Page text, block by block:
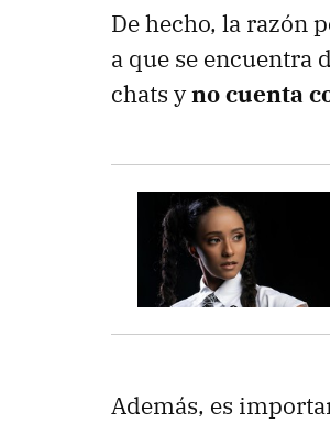
De hecho, la razón
a que se encuentra
chats yno cuenta
Además, es